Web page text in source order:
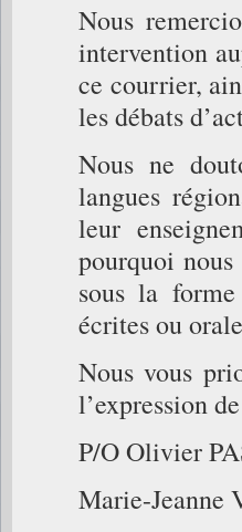
Nous
intervention
ce courrier,
les débats
Nous ne
langues
leur
pourquoi
sous la
écrites ou
Nous vous
l’expression
P/O Olivier
Marie-Jeanne